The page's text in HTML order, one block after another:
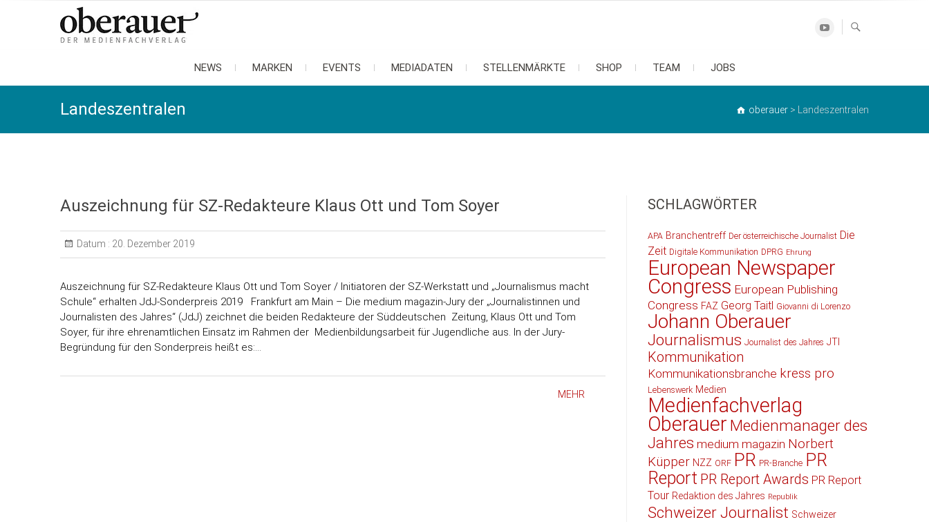
oberauer
der medienfachverlag Youtube
NEWS MARKEN EVENTS MEDIADATEN STELLENMÄRKTE SHOP TEAM JOBS
Landeszentralen oberauer > Landeszentralen
Auszeichnung für SZ-Redakteure Klaus Ott und Tom Soyer
Datum : 20. Dezember 2019
Auszeichnung für SZ-Redakteure Klaus Ott und Tom Soyer / Initiatoren der SZ-Werkstatt und „Journalismus macht
Schule“ erhalten JdJ-Sonderpreis 2019 Frankfurt am Main – Die medium magazin-Jury der „Journalistinnen und
Journalisten des Jahres“ (JdJ) zeichnet die beiden Redakteure der Süddeutschen Zeitung, Klaus Ott und Tom
Soyer, für ihre ehrenamtlichen Einsatz im Rahmen der Medienbildungsarbeit für Jugendliche aus. In der Jury-
Begründung für den Sonderpreis heißt es:…
MEHR
SCHLAGWÖRTER
APA Branchentreff Der österreichische Journalist Die
Zeit Digitale Kommunikation DPRG Ehrung
European Newspaper
Congress European Publishing
Congress FAZ Georg Taitl Giovanni di Lorenzo
Johann Oberauer
Journalismus Journalist des Jahres JTI
Kommunikation
Kommunikationsbranche kress pro
Lebenswerk Medien
Medienfachverlag
Oberauer Medienmanager des
Jahres medium magazin Norbert
Küpper NZZ ORF PR PR-Branche PR
Report PR Report Awards PR Report
Tour Redaktion des Jahres Republik
Schweizer Journalist Schweizer